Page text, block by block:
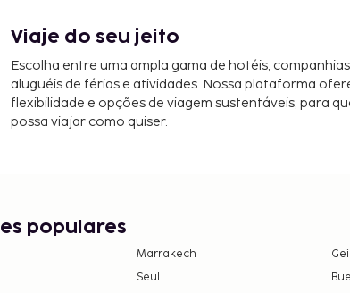
Viaje do seu jeito
Escolha entre uma ampla gama de hotéis,
aluguéis de férias e atividades. Nossa plataforma
flexibilidade e opções de viagem sustentáveis, para
possa viajar como quiser.
populares
Marrakech
Seul